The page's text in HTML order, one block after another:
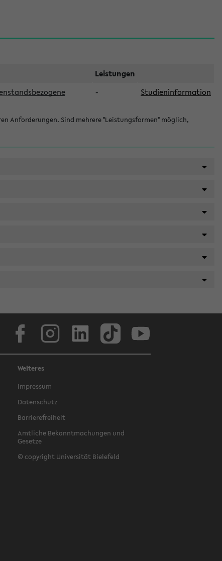
Leistungen
- Studieninformation
Anforderungen. Sind mehrere "Leistungsformen" möglich,
Weiteres
Impressum
Datenschutz
Barrierefreiheit
Amtliche Bekanntmachungen und
Gesetze
© copyright Universität Bielefeld